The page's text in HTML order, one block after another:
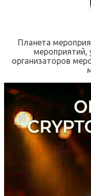
Планета
мероприятий,
организаторов